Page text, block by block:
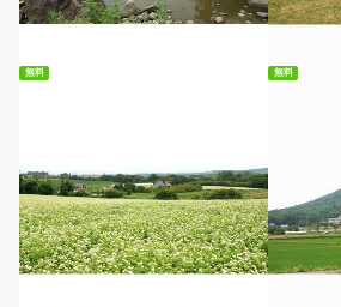
無料ダウンロード
無料
無料ダウンロード
無料